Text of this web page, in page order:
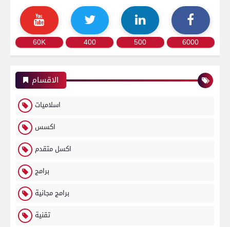
60K 400 500 6000
الاقسام
اسلاميات
اكسس
اكسل متقدم
برامج
برامج مجانية
تقنية